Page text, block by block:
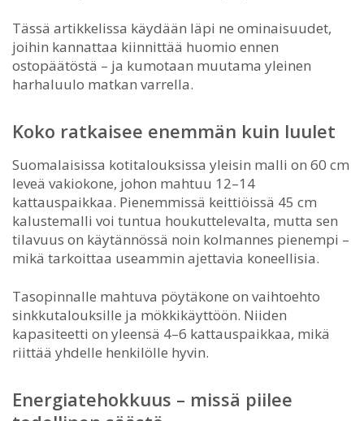
Tässä artikkelissa käydään läpi ne ominaisuudet,
joihin kannattaa kiinnittää huomio ennen
ostopäätöstä – ja kumotaan muutama yleinen
harhaluulo matkan varrella.
Koko ratkaisee enemmän kuin luulet
Suomalaisissa kotitalouksissa yleisin malli on 60 cm
leveä vakiokone, johon mahtuu 12–14
kattauspaikkaa. Pienemmissä keittiöissä 45 cm
kalustemalli voi tuntua houkuttelevalta, mutta sen
tilavuus on käytännössä noin kolmannes pienempi –
mikä tarkoittaa useammin ajettavia koneellisia.
Tasopinnalle mahtuva pöytäkone on vaihtoehto
sinkkutalouksille ja mökkikäyttöön. Niiden
kapasiteetti on yleensä 4–6 kattauspaikkaa, mikä
riittää yhdelle henkilölle hyvin.
Energiatehokkuus – missä piilee